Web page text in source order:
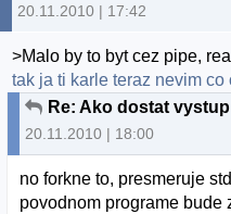
20.11.2010 | 17:42
>Malo by to byt cez pipe,
tak ja ti karle teraz nevim co
20.11.2010 | 18:00
no forkne to, presmeruje
povodnom programe bude